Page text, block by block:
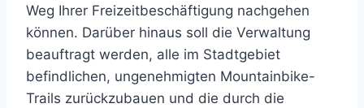
Weg Ihrer Freizeitbeschäftigung nachgehen
können. Darüber hinaus soll die Verwaltung
beauftragt werden, alle im Stadtgebiet
befindlichen, ungenehmigten Mountainbike-
Trails zurückzubauen und die durch die